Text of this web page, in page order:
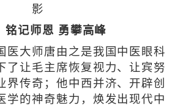
影
铭记师恩 勇攀高峰
大师唐由之是我国中医眼科
了让毛主席恢复视力、让宾努
界传奇；他中西并济、开辟创
学的神奇魅力，焕发出现代中